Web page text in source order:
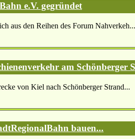
e.V. gegründet
aus den Reihen des Forum Nahverkeh...
am Schönberger
von Kiel nach Schönberger Strand...
bauen...